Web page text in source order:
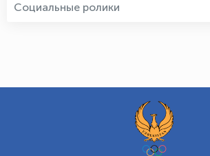
Социальные ролики